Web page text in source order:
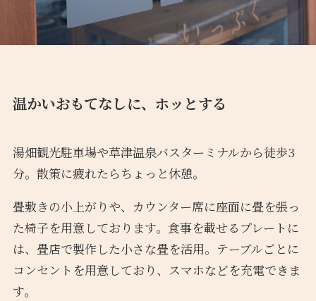
温かいおもてなしに、ホッとする
湯畑観光駐車場や草津温泉バスターミナルから徒歩3
分。散策に疲れたらちょっと休憩。
畳敷きの小上がりや、カウンター席に座面に畳を張っ
た椅子を用意しております。食事を載せるプレートに
は、畳店で製作した小さな畳を活用。テーブルごとに
コンセントを用意しており、スマホなどを充電できま
す。